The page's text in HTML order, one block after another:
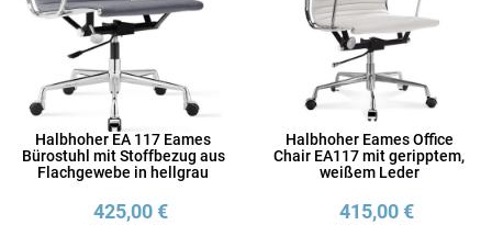
Halbhoher EA 117 Eames
Bürostuhl mit Stoffbezug aus
Flachgewebe in hellgrau
425,00 €
Halbhoher Eames Office
Chair EA117 mit geripptem,
weißem Leder
415,00 €